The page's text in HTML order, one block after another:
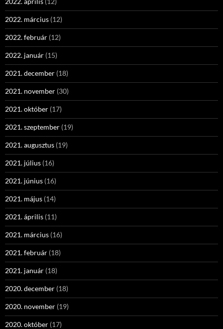
2022. március (12)
2022. február (12)
2022. január (15)
2021. december (18)
2021. november (30)
2021. október (17)
2021. szeptember (19)
2021. augusztus (19)
2021. július (16)
2021. június (16)
2021. május (14)
2021. április (11)
2021. március (16)
2021. február (18)
2021. január (18)
2020. december (18)
2020. november (19)
2020. október (17)